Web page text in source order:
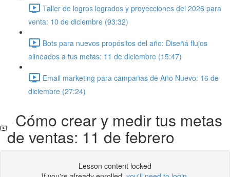
Taller de logros logrados y proyecciones del 2026 para
venta: 10 de diciembre (93:32)
Bots para nuevos propósitos del año: Diseñá flujos
alineados a tus metas: 11 de diciembre (15:47)
Email marketing para campañas de Año Nuevo: 16 de
diciembre (27:24)
Cómo crear y medir tus metas
de ventas: 11 de febrero
Lesson content locked